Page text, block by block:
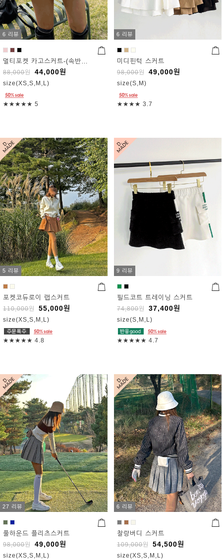
6 리뷰
멀티포켓 카고스커트-(속반바지포함)
88,000원 44,000원
size(XS,S,M,L)
★★★★★ 5
6 리뷰
미디핀턱 스커트
98,000원 49,000원
size(S,M)
★★★★ 3.7
5 리뷰
포켓코듀로이 랩스커트
110,000원 55,000원
size(XS,S,M,L)
★★★★★ 4.8
9 리뷰
필드코트 트레이닝 스커트
74,800원 37,400원
size(S,M,L)
★★★★★ 4.7
27 리뷰
풀하운드 플리츠스커트
98,000원 49,000원
size(XS,S,M,L)
6 리뷰
찰랑버디 스커트
109,000원 54,500원
size(XS,S,M,L)